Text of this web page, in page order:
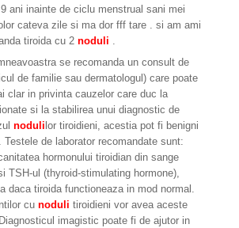
ani inainte de ciclu menstrual sani mei
cateva zile si ma dor fff tare . si am ami
tiroida cu 2 noduli .
se recomanda un consult de
de familie sau dermatologul) care poate
clar in privinta cauzelor care duc la
si la stabilirea unui diagnostic de
nodulilor tiroidieni, acestia pot fi benigni
Testele de laborator recomandate sunt:
hormonului tiroidian din sange
TSH-ul (thyroid-stimulating hormone),
daca tiroida functioneaza in mod normal.
cu noduli tiroidieni vor avea aceste
imagistic poate fi de ajutor in